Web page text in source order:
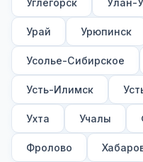
Углегорск Улан-
Урай Урюпинск
Усолье-Сибирское
Усть-Илимск
Ухта Учалы
Фролово